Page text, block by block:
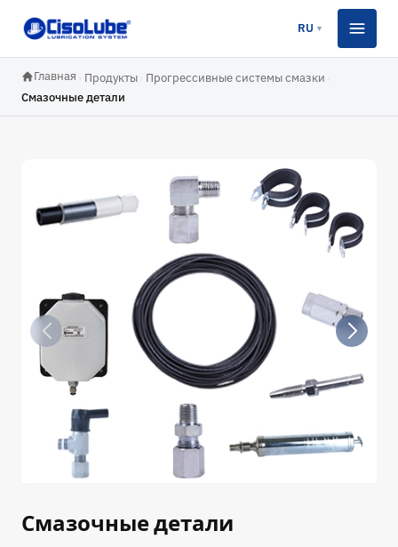
RU ▼
Главная Продукты Прогрессивные системы смазки
Смазочные детали
Смазочные детали